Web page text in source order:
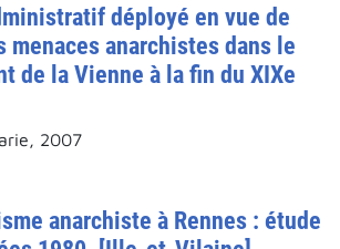
déployé en vue de
menaces anarchistes dans le
de la Vienne à la fin du XIXe
2007
anarchiste à Rennes : étude